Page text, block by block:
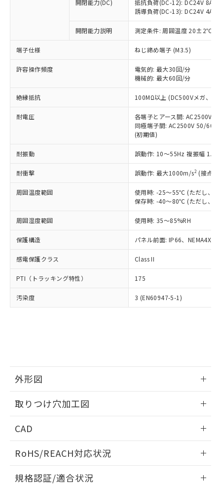
開閉能力(DC)
抵抗負荷(DC-12): DC24V 8A/
誘導負荷(DC-13): DC24V 4A/
開閉能力説明 測定条件: 周囲温度 20±2℃、
端子仕様 ねじ締め端子 (M3.5)
許容操作頻度
電気的: 最大30回/分
機械的: 最大60回/分
絶縁抵抗 100MΩ以上 (DC500Vメガ、点
耐電圧
各端子とアース間: AC2500V
同極端子間: AC2500V 50/
(初期値)
耐振動 誤動作: 10～55Hz 複振幅
耐衝撃 誤動作: 最大1000m/s2 (接点
周囲温度範囲
使用時: -25～55℃ (ただし、氷
保存時: -40～80℃ (ただし、氷
周囲湿度範囲 使用時: 35～85%RH
保護構造 パネル前面: IP66、NEMA4X,
感電保護クラス Class II
PTI（トラッキング特性） 175
汚染度 3 (EN60947-5-1)
外形図
取りつけ穴加工図
CAD
ドすることができます。
RoHS/REACH対応状況
規格認証/適合状況
ことをご了承ください。
在庫状況および標準価格照会結果は、
記載している更新日時点での社内デー
タに基づき作成されるものであり、閲
覧された時点での実際の在庫および標
準価格とは異なる場合があることをご
正式な納期状況および標準価格はお客
様のお取引先、またはお客様担当のオ
ムロン制御機器販売店・当社販売員に
オムロン制御機器販売店や当社販売拠
販売ネットワーク
」をご確認
在庫状況および標準価格結果を当社の
事前の承諾なく第三者に漏洩または開
示しないようお願いします。
マイパーツ機能（部品リスト作成サー
ビス）をご利用いただくには、I-Web
メンバーズにご登録されている必要が
お客様が当ウェブサイト上で当社にご
登録された部品リストについて、当社
および当社の共同利用者が、当社の製
品・サービスに関するお客様との取
引・商談に必要な範囲で利用すること
をご了承ください。
※当社の共同利用者とは、"個人情報
の「1.共同利
用者の範囲」に記載されている法人を
むを得ず変更することがあります。
*EU RoHS指令（10物質）：
鉛(Pb) 1000ppm以下、 水銀(Hg) 1000ppm以下、 カド
ミウム(Cd) 100ppm以下、
六価クロム(Cr(Ⅵ)) 1000ppm以下、ポリ臭化ビフェニル
類(PBB) 1000ppm以下、ポリ臭化ジフェニルエーテル類
(PBDE) 1000ppm以下、フタル酸ビス(2-エチルヘキシ
ル) (DEHP)(別名：DOP) 1000ppm以下、フタル酸ブチ
(DIBP) 1000ppm以下
但し、RoHS指令で産業用監視および制御機器に対する
フタル酸エステル類の４物質については閾値を超える意
図的な使用がないことを確認しています。
部品在庫の切り替え状況などにより、予定
月が前後することがあります。
※3 非含有証明書ダウンロード
下記の非含有証明書をダウンロードするこ
とができます。
EU RoHS指令（10物質）の非含有証明書
51物質の非含有証明書（当社基準）
※本証明書は発行日時点で非含有を証明す
欄に対応日を記載しておりました。
既に当社にて対応品への在庫切替を完了
り、2022年1月12日より割愛しておりま
す。
「－」：未確認です。当社販売部門へお問
*中国RoHS10物質の基準値 (GB/T26572)：
Pb(鉛) :1000ppm、 Hg(水銀) : 1000ppm、 Cd(カドミウ
ニル類) : 1000ppm、 PBDEs(ポリ臭化ジフェニルエーテ
DBP(フタル酸ジブチル) : 1000ppm、 DIBP(フタル酸ジ
イソブチル) : 1000ppm、 BBP(フタル酸ブチルベンジ
ル) : 1000ppm、
DEHP(フタル酸ビス(2-エチルヘキシル)) : 1000ppm
「ｅ」：有害物質（10物質）のすべてが基
準値以下であることを示します。
「10」：通常の使用状況下において有害物
質が外部に漏えいし、環境に深刻な影響を
及ぼさない年数を意味します。
「－」：未確認です。当社販売部門へお問
い合わせください。
当社は、これら貴社製品のうち、外国
為替および外国貿易法に定める商品
（以下｢規制貨物等」という）を輸出
または国外への提供する場合は、日本
国政府の輸出許可(または役務取引許
可)を取得するなどの必要な手続きを
当社は規制貨物を破棄する場合は、完
全に破砕するなど、違法に輸出されな
いよう必要な手段を講じます。
当社は貴社製品を、核兵器、ミサイ
ル、化学兵器、生物兵器またはその他
武器並びにこれらの製造装置等に一切
当社は、貴社製品を第三者に販売する
場合は、上記1、2および3の内容を当
該第三者に通知します。また当社は、
販売先および販売に係わる関係者が違
法に輸出するおそれがある場合は、取
り引きをいたしません。
○ 一定数以上の在庫あり
一定数には満たないが在庫あり
在庫なし(最新の在庫状況につ
いては、お客様のお取引先、ま
たはお客様担当のオムロン制御
機器販売店・当社販売員にご確
白
受注生産機種、また在庫状況の
情報を公開していない機種